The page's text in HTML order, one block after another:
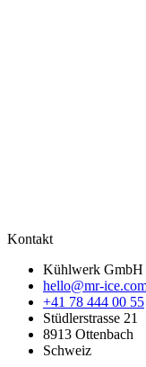
Kontakt
Kühlwerk GmbH
hello@mr-
+41 78 444 00 55
Stüdlerstrasse 21
8913 Ottenbach
Schweiz